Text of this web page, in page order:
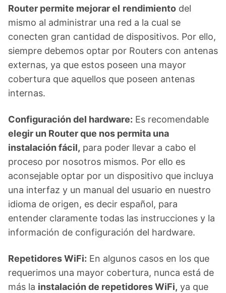
Router permite mejorar el rendimiento del
mismo al administrar una red a la cual se
conecten gran cantidad de dispositivos. Por ello,
siempre debemos optar por Routers con antenas
externas, ya que estos poseen una mayor
cobertura que aquellos que poseen antenas
internas.
Configuración del hardware: Es recomendable
elegir un Router que nos permita una
instalación fácil, para poder llevar a cabo el
proceso por nosotros mismos. Por ello es
aconsejable optar por un dispositivo que incluya
una interfaz y un manual del usuario en nuestro
idioma de origen, es decir español, para
entender claramente todas las instrucciones y la
información de configuración del hardware.
Repetidores WiFi: En algunos casos en los que
requerimos una mayor cobertura, nunca está de
más la instalación de repetidores WiFi, ya que